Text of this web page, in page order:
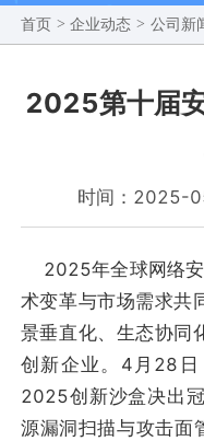
首页 > 企业动态 > 公司新
2025第十届
时间：2025-
2025年全球网络安
术变革与市场需求共
景垂直化、生态协同
创新企业。4月28日
2025创新沙盒决出
源漏洞扫描与攻击面